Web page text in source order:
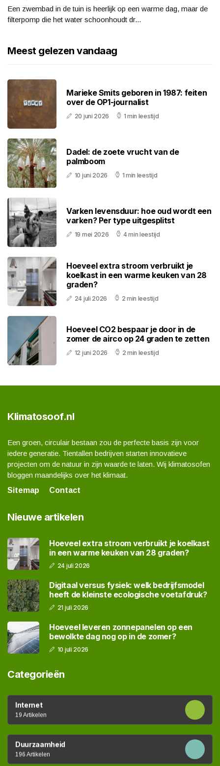
Een zwembad in de tuin is heerlijk op een warme dag, maar de
filterpomp die het water schoonhoudt dr...
Meest gelezen vandaag
Marieke Smits geboren in 1987: feiten
over de OP1-journalist
20 juni 2026 1 min leestijd
Dadel: de zoete vrucht van de
palmboom
10 juni 2026 1 min leestijd
Varken levensduur: hoe oud wordt een
varken? Per type uitgesplitst
19 mei 2026 4 min leestijd
Hoeveel extra stroom verbruikt je
koelkast in een warme keuken van 28
graden?
24 juli 2026 2 min leestijd
Hoeveel CO2 bespaar je door in de
zomer de airco op 24 graden te zetten
12 juni 2026 2 min leestijd
Klimatosoof.nl
Een groen, circulair bestaan zou de perfecte basis zijn voor
iedere generatie. Tientallen bedrijven starten innovatieve
projecten om de natuur in zijn waarde te laten. Wij klimatosofen
bloggen maandelijks over het klimaat.
Sitemap
Contact
Nieuwe artikelen
Hoeveel extra stroom verbruikt je koelkast
in een warme keuken van 28 graden?
24 juli 2026
Digitaal versus fysiek: welk bedrijfsmodel
heeft de kleinste ecologische voetafdruk?
21 juli 2026
Hoeveel leveren zonnepanelen op een
bewolkte dag nog op in de zomer?
10 juli 2026
Categorieën
Internet
19 Artikelen
Duurzaamheid
196 Artikelen